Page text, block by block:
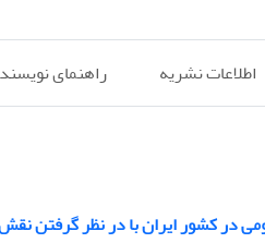
اطلاعات نشریه راهنمای
در کشور ایران با در نظر گرفتن